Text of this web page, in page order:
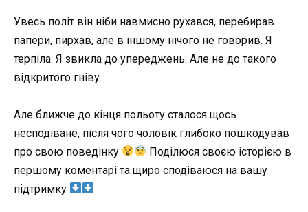
Увесь політ він ніби навмисно рухався, перебирав
папери, пирхав, але в іншому нічого не говорив. Я
терпіла. Я звикла до упереджень. Але не до такого
відкритого гніву.
Але ближче до кінця польоту сталося щось
несподіване, після чого чоловік глибоко пошкодував
про свою поведінку
Поділюся своєю історією в
першому коментарі та щиро сподіваюся на вашу
підтримку